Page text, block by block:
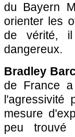
du Bayern
orienter les
de vérité, il
dangereux.
Bradley
de France
l'agressivité
mesure
peu trouvé